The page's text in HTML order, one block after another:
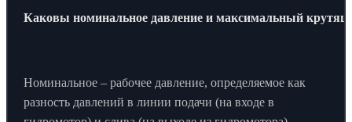
Каковы номинальное давление и максимальный
Номинальное – рабочее давление, определяемое как
разность давлений в линии подачи (на входе в